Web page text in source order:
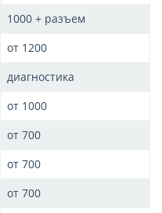
1000 + разъем
от 1200
диагностика
от 1000
от 700
от 700
от 700